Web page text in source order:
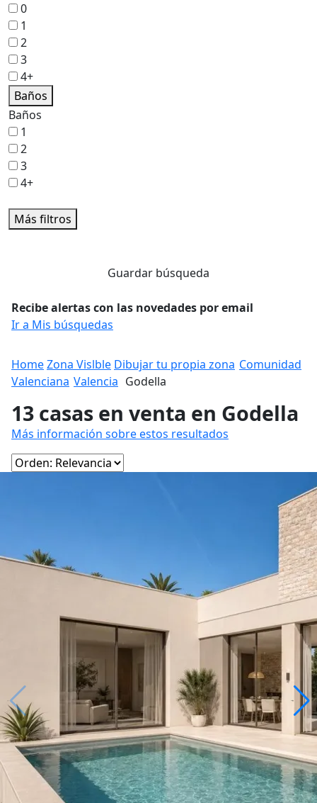
0
1
2
3
4+
Baños
Baños
1
2
3
4+
Más filtros
Guardar búsqueda
Recibe alertas con las novedades por email
Ir a Mis búsquedas
HomeZona Vislble Dibujar tu propia zona Comunidad
Valenciana Valencia Godella
13 casas en venta en Godella
Más información sobre estos resultados